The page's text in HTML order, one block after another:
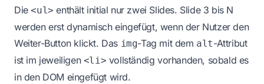
Die<ul> enthält initial nur zwei Slides. Slide 3 bis N
werden erst dynamisch eingefügt, wenn der Nutzer den
Weiter-Button klickt. Das img-Tag mit dem alt-Attribut
ist im jeweiligen <li> vollständig vorhanden, sobald es
in den DOM eingefügt wird.